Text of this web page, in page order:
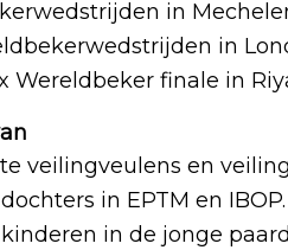
in
in
Wereldbeker finale in
veilingveulens en
in EPTM en IBOP.
in de jonge